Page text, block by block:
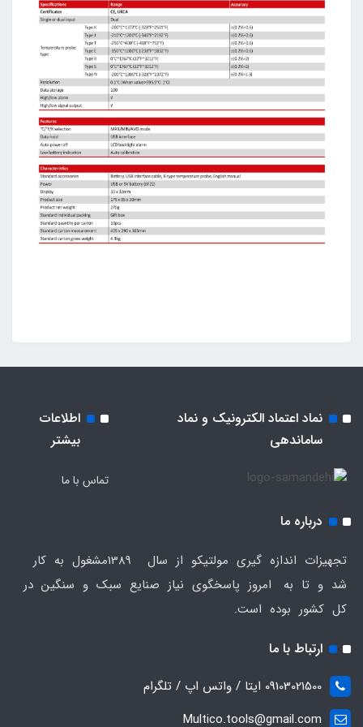
نماد اعتماد الکترونیک و نماد
ساماندهی
اطلاعات
بیشتر
تماس با ما
درباره ما
تجهیزات اندازه گیری مولتیکو از سال 1389مشغول به کار
شد و تا به امروز پاسخگوی نیاز صنایع سبک و سنگین در
کل کشور بوده است.
ارتباط با ما
09103021500 ایتا / واتس اپ / تلگرام
Multico.tools@gmail.com